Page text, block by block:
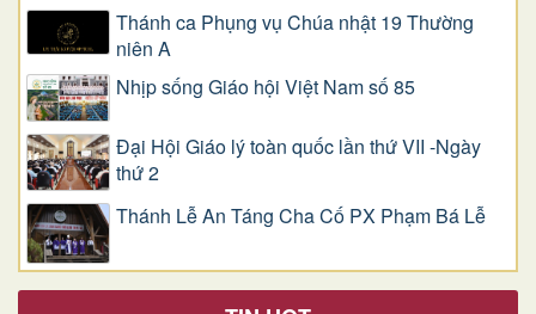
Thánh ca Phụng vụ Chúa nhật 19 Thường
niên A
Nhịp sống Giáo hội Việt Nam số 85
Đại Hội Giáo lý toàn quốc lần thứ VII -Ngày
thứ 2
Thánh Lễ An Táng Cha Cố PX Phạm Bá Lễ